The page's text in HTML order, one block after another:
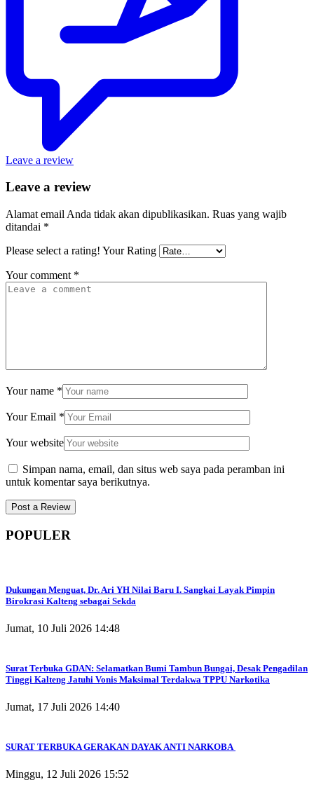
Leave a review
Leave a review
Alamat email Anda tidak akan dipublikasikan. Ruas yang wajib
ditandai *
Please select a rating! Your Rating
Your comment *
Your name *
Your Email *
Your website
Simpan nama, email, dan situs web saya pada peramban ini
untuk komentar saya berikutnya.
POPULER
Dukungan Menguat, Dr. Ari YH Nilai Baru I. Sangkai Layak Pimpin
Birokrasi Kalteng sebagai Sekda
Jumat, 10 Juli 2026 14:48
Surat Terbuka GDAN: Selamatkan Bumi Tambun Bungai, Desak Pengadilan
Tinggi Kalteng Jatuhi Vonis Maksimal Terdakwa TPPU Narkotika
Jumat, 17 Juli 2026 14:40
SURAT TERBUKA GERAKAN DAYAK ANTI NARKOBA
Minggu, 12 Juli 2026 15:52